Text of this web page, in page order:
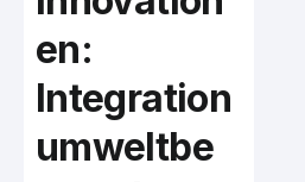
en:
Integration
umweltbe